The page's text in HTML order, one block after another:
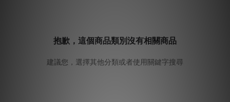
抱歉，這個商品類別沒有相關商品
建議您，選擇其他分類或者使用關鍵字搜尋